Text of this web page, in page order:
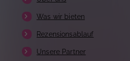
Was wir bieten
Rezensionsablauf
Unsere Partner